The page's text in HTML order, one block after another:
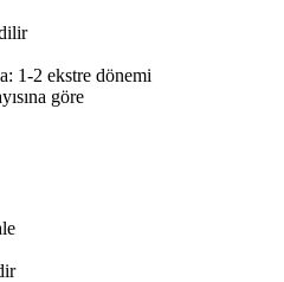
1-2 ekstre dönemi
göre